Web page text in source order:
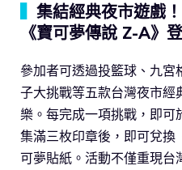
集結經典夜市遊戲
《寶可夢傳說 Z-A》
參加者可透過投籃球、九宮
子大挑戰等五款台灣夜市經
樂。每完成一項挑戰，即可
集滿三枚印章後，即可兌
可夢貼紙。活動不僅重現台